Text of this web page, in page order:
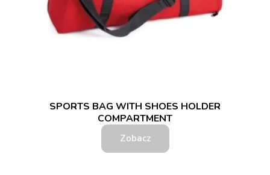
SPORTS BAG WITH SHOES HOLDER
COMPARTMENT
Zobacz